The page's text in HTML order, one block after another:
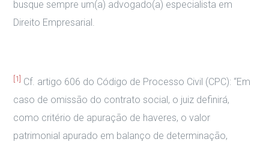
busque sempre um(a) advogado(a) especialista em
Direito Empresarial.
[1] Cf. artigo 606 do Código de Processo Civil (CPC): “Em
caso de omissão do contrato social, o juiz definirá,
como critério de apuração de haveres, o valor
patrimonial apurado em balanço de determinação,